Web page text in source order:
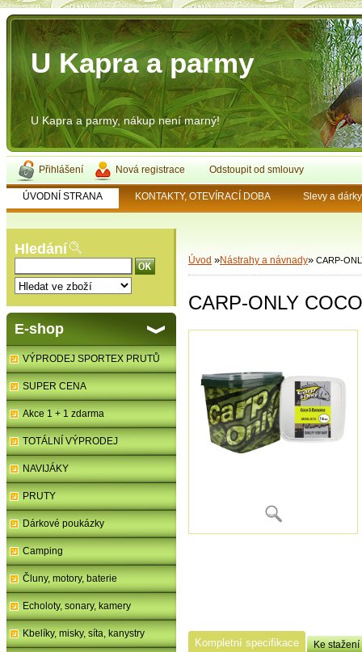
U Kapra a parmy
U Kapra a parmy, nákup není marný!
Přihlášení Nová registrace Odstoupit od smlouvy
ÚVODNÍ STRANA KONTAKTY, OTEVÍRACÍ DOBA Slevy a
Hledání
E-shop
VÝPRODEJ SPORTEX PRUTŮ
SUPER CENA
Akce 1 + 1 zdarma
TOTÁLNÍ VÝPRODEJ
NAVIJÁKY
PRUTY
Dárkové poukázky
Camping
Čluny, motory, baterie
Echoloty, sonary, kamery
Kbelíky, misky, síta, kanystry
Úvod »Nástrahy a návnady» CARP-
CARP-ONLY
Kompletní specifikace Ke stažení